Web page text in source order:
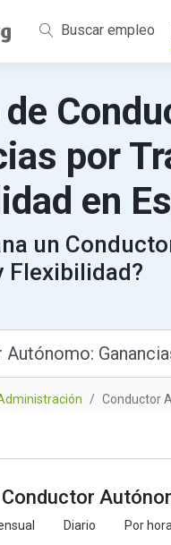
Buscar empleo
por
en
un
Flexibilidad?
Conductor
Diario Por hora